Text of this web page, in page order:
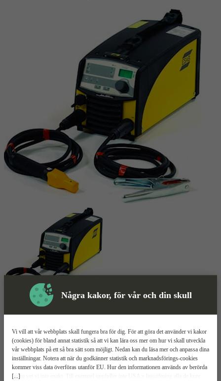
Några kakor, för vår och din skull
[...]
Vi vill att vår webbplats skall fungera bra för dig. För att göra det använder vi kakor
(cookies) för bland annat statistik så att vi kan lära oss mer om hur vi skall utveckla
vår webbplats på ett så bra sätt som möjligt. Nedan kan du läsa mer och anpassa dina
inställningar. Notera att när du godkänner statistik och marknadsförings-cookies
kommer viss data överföras utanför EU. Hur den informationen används av berörda
bolag vet vi inte exakt. Till exempel uppfyller inte USA:s lagstiftning alla de krav
Elsvets Mer information
ESAB Caddy Arc 201i